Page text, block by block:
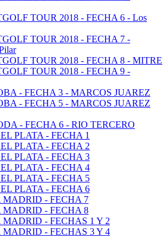
TOUR 2018 - FECHA 6 - Los
TOUR 2018 - FECHA 7 -
TOUR 2018 - FECHA 8 - MITRE
TOUR 2018 - FECHA 9 -
- FECHA 3 - MARCOS JUAREZ
- FECHA 5 - MARCOS JUAREZ
- FECHA 6 - RIO TERCERO
PLATA - FECHA 1
PLATA - FECHA 2
PLATA - FECHA 3
PLATA - FECHA 4
PLATA - FECHA 5
PLATA - FECHA 6
- FECHA 7
- FECHA 8
- FECHAS 1 Y 2
- FECHAS 3 Y 4